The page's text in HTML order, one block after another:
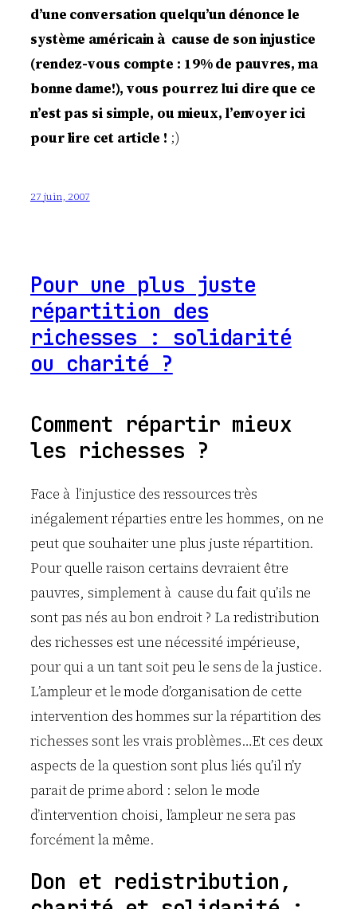
d’une conversation quelqu’un dénonce le
système américain à cause de son injustice
(rendez-vous compte : 19% de pauvres, ma
bonne dame!), vous pourrez lui dire que ce
n’est pas si simple, ou mieux, l’envoyer ici
pour lire cet article ! ;)
27 juin, 2007
Pour une plus juste
répartition des
richesses : solidarité
ou charité ?
Comment répartir mieux
les richesses ?
Face à l’injustice des ressources très
inégalement réparties entre les hommes, on ne
peut que souhaiter une plus juste répartition.
Pour quelle raison certains devraient être
pauvres, simplement à cause du fait qu’ils ne
sont pas nés au bon endroit ? La redistribution
des richesses est une nécessité impérieuse,
pour qui a un tant soit peu le sens de la justice.
L’ampleur et le mode d’organisation de cette
intervention des hommes sur la répartition des
richesses sont les vrais problèmes…Et ces deux
aspects de la question sont plus liés qu’il n’y
parait de prime abord : selon le mode
d’intervention choisi, l’ampleur ne sera pas
forcément la même.
Don et redistribution,